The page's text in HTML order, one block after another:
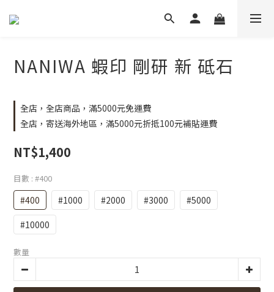
NANIWA 蝦印 剛研 新 砥石
全店，全店商品，滿5000元免運費
全店，寄送海外地區，滿5000元折抵100元補貼運費
NT$1,400
目數 : #400
#400 #1000 #2000 #3000
#5000
#10000
數量